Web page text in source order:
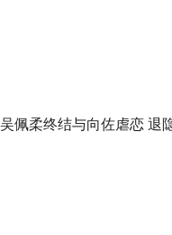
吴佩柔终结与向佐虐恋 退